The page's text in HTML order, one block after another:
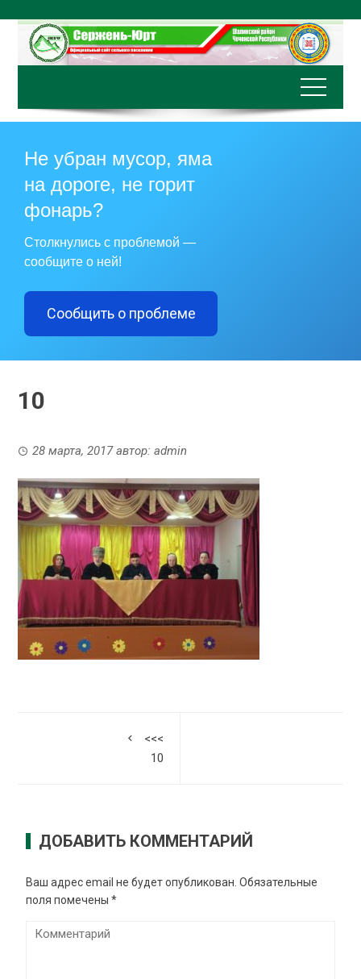
содержимому
Не убран мусор, яма
на дороге, не горит
фонарь?
Столкнулись с проблемой —
сообщите о ней!
Сообщить о проблеме
10
28 марта, 2017автор:admin
<<<
10
ДОБАВИТЬ КОММЕНТАРИЙ
Ваш адрес email не будет опубликован. Обязательные
поля помечены*